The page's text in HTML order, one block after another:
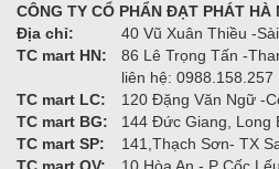
CÔNG TY CỔ PHẨN ĐẠT PHÁT HÀ
Địa chỉ:
40 Vũ Xuân Thiều -
TC mart HN:
86 Lê Trọng Tấn -
liên hệ: 0988.158.257
TC mart LC:
120 Đặng Văn Ngữ -
TC mart BG:
144 Đức Giang, Long
TC mart SP:
141,Thạch Sơn- TX
TC mart QV:
10 Hòa An - P Cốc